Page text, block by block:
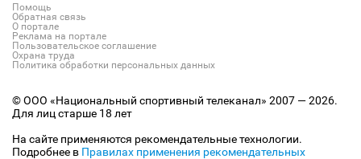
Помощь
Обратная связь
О портале
Реклама на портале
Пользовательское соглашение
Охрана труда
Политика обработки персональных данных
© ООО «Национальный спортивный телеканал» 2007 — 2026.
Для лиц старше 18 лет
На сайте применяются рекомендательные технологии.
Подробнее в Правилах применения рекомендательных